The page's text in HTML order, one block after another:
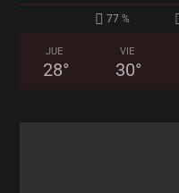
77 %
JUE
28°
VIE
30°